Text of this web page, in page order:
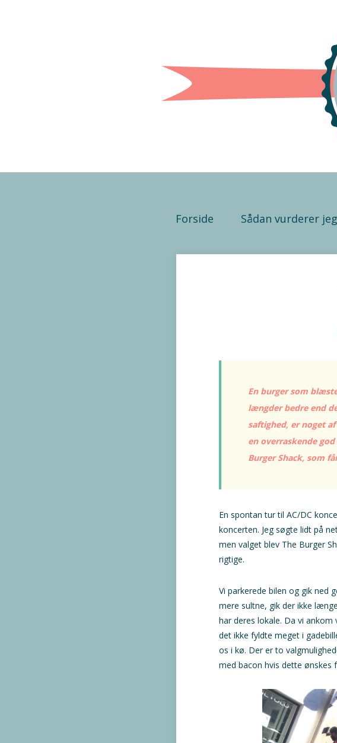
Forside Sådan vurderer jeg
En burger som
længder bedre end
saftighed, er noget
en overraskende
Burger Shack, som
En spontan tur til AC/DC
koncerten. Jeg søgte lidt på
men valget blev The Burger
rigtige.
Vi parkerede bilen og gik ned
mere sultne, gik der ikke
har deres lokale. Da vi
det ikke fyldte meget i
os i kø. Der er to
med bacon hvis dette ønskes